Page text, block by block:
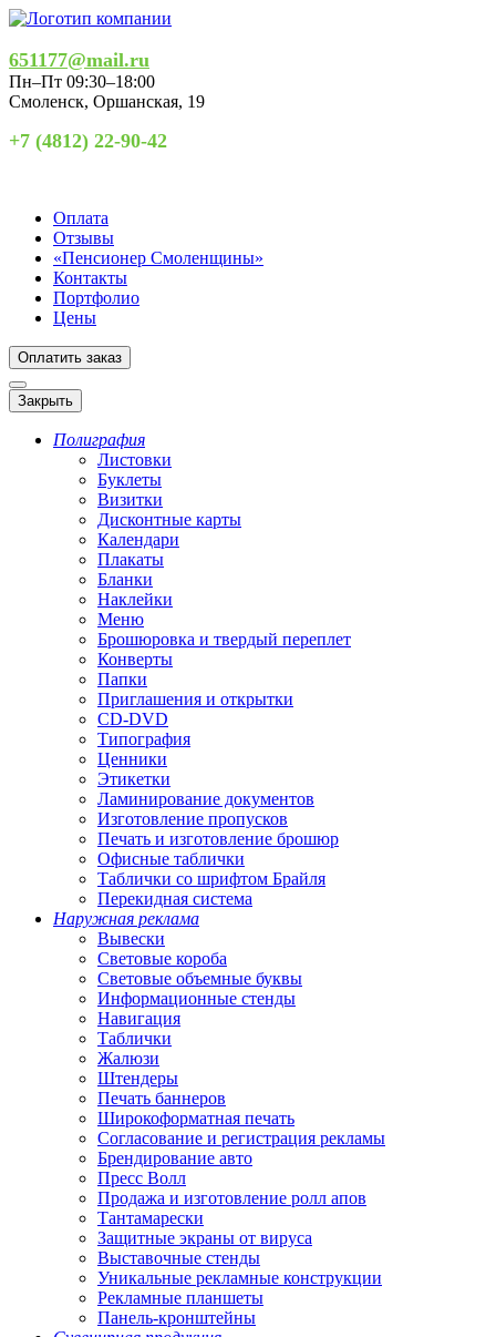
651177@mail.ru
Пн–Пт 09:30–18:00
Смоленск, Оршанская, 19
+7 (4812) 22-90-42
Оплата
Отзывы
«Пенсионер Смоленщины»
Контакты
Портфолио
Цены
Оплатить заказ
Закрыть
Полиграфия
Листовки
Буклеты
Визитки
Дисконтные карты
Календари
Плакаты
Бланки
Наклейки
Меню
Брошюровка и твердый переплет
Конверты
Папки
Приглашения и открытки
CD-DVD
Типография
Ценники
Этикетки
Ламинирование документов
Изготовление пропусков
Печать и изготовление брошюр
Офисные таблички
Таблички со шрифтом Брайля
Перекидная система
Наружная реклама
Вывески
Световые короба
Световые объемные буквы
Информационные стенды
Навигация
Таблички
Жалюзи
Штендеры
Печать баннеров
Широкоформатная печать
Согласование и регистрация рекламы
Брендирование авто
Пресс Волл
Продажа и изготовление ролл апов
Тантамарески
Защитные экраны от вируса
Выставочные стенды
Уникальные рекламные конструкции
Рекламные планшеты
Панель-кронштейны